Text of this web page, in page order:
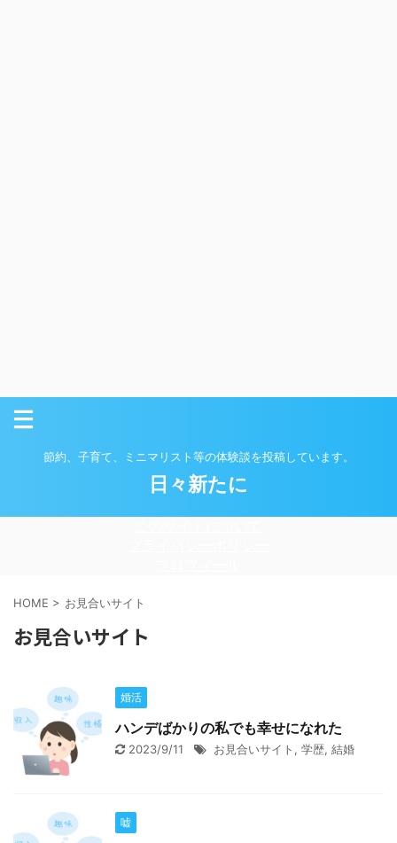
節約、子育て、ミニマリスト等の体験談を投稿しています。
日々新たに
HOME > お見合いサイト
お見合いサイト
婚活
ハンデばかりの私でも幸せになれた
2023/9/11 お見合いサイト , 学歴, 結婚
嘘